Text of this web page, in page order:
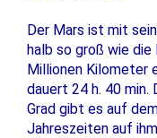
Der Mars ist mit
halb so groß wie die
Millionen Kilometer
dauert 24 h. 40 min.
Grad gibt es auf
Jahreszeiten auf